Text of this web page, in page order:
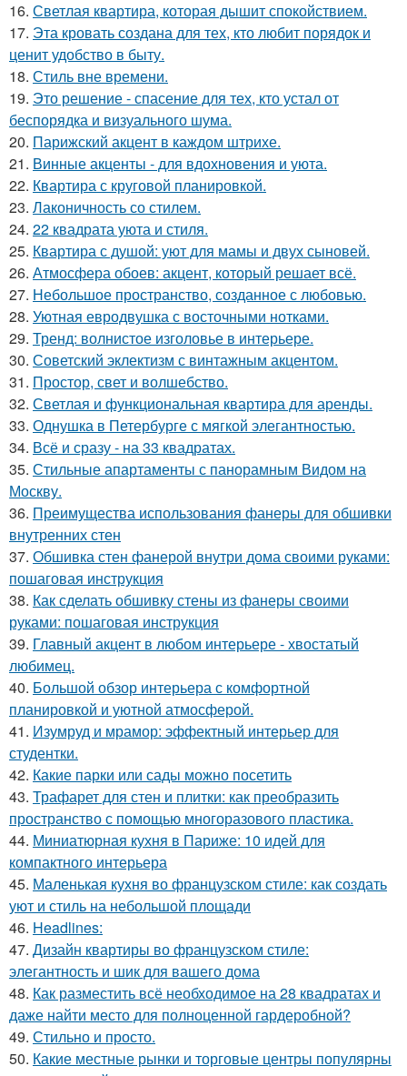
16. Светлая квартира, которая дышит спокойствием.
17. Эта кровать создана для тех, кто любит порядок и
ценит удобство в быту.
18. Стиль вне времени.
19. Это решение - спасение для тех, кто устал от
беспорядка и визуального шума.
20. Парижский акцент в каждом штрихе.
21. Винные акценты - для вдохновения и уюта.
22. Квартира с круговой планировкой.
23. Лаконичность со стилем.
24. 22 квадрата уюта и стиля.
25. Квартира с душой: уют для мамы и двух сыновей.
26. Атмосфера обоев: акцент, который решает всё.
27. Небольшое пространство, созданное с любовью.
28. Уютная евродвушка с восточными нотками.
29. Тренд: волнистое изголовье в интерьере.
30. Советский эклектизм с винтажным акцентом.
31. Простор, свет и волшебство.
32. Светлая и функциональная квартира для аренды.
33. Однушка в Петербурге с мягкой элегантностью.
34. Всё и сразу - на 33 квадратах.
35. Стильные апартаменты с панорамным Видом на
Москву.
36. Преимущества использования фанеры для обшивки
внутренних стен
37. Обшивка стен фанерой внутри дома своими руками:
пошаговая инструкция
38. Как сделать обшивку стены из фанеры своими
руками: пошаговая инструкция
39. Главный акцент в любом интерьере - хвостатый
любимец.
40. Большой обзор интерьера с комфортной
планировкой и уютной атмосферой.
41. Изумруд и мрамор: эффектный интерьер для
студентки.
42. Какие парки или сады можно посетить
43. Трафарет для стен и плитки: как преобразить
пространство с помощью многоразового пластика.
44. Миниатюрная кухня в Париже: 10 идей для
компактного интерьера
45. Маленькая кухня во французском стиле: как создать
уют и стиль на небольшой площади
46. Headlines:
47. Дизайн квартиры во французском стиле:
элегантность и шик для вашего дома
48. Как разместить всё необходимое на 28 квадратах и
даже найти место для полноценной гардеробной?
49. Стильно и просто.
50. Какие местные рынки и торговые центры популярны